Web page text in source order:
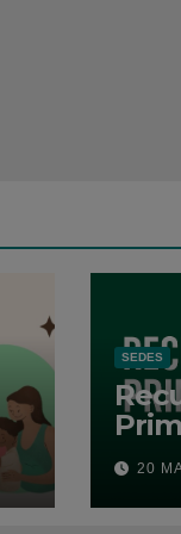
SEDES
2026
20